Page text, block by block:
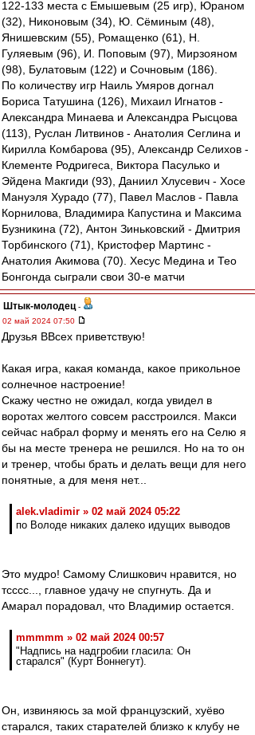
122-133 места с Емышевым (25 игр), Юраном
(32), Никоновым (34), Ю. Сёминым (48),
Янишевским (55), Ромащенко (61), Н.
Гуляевым (96), И. Поповым (97), Мирзояном
(98), Булатовым (122) и Сочновым (186).
По количеству игр Наиль Умяров догнал
Бориса Татушина (126), Михаил Игнатов -
Александра Минаева и Александра Рысцова
(113), Руслан Литвинов - Анатолия Сеглина и
Кирилла Комбарова (95), Александр Селихов -
Клементе Родригеса, Виктора Пасулько и
Эйдена Макгиди (93), Даниил Хлусевич - Хосе
Мануэля Хурадо (77), Павел Маслов - Павла
Корнилова, Владимира Капустина и Максима
Бузникина (72), Антон Зиньковский - Дмитрия
Торбинского (71), Кристофер Мартинс -
Анатолия Акимова (70). Хесус Медина и Тео
Бонгонда сыграли свои 30-е матчи
Штык-молодец -
02 май 2024 07:50
Друзья ВВсех приветствую!
Какая игра, какая команда, какое прикольное
солнечное настроение!
Скажу честно не ожидал, когда увидел в
воротах желтого совсем расстроился. Макси
сейчас набрал форму и менять его на Селю я
бы на месте тренера не решился. Но на то он
и тренер, чтобы брать и делать вещи для него
понятные, а для меня нет...
alek.vladimir » 02 май 2024 05:22
по Володе никаких далеко идущих выводов
Это мудро! Самому Слишкович нравится, но
тсссс..., главное удачу не спугнуть. Да и
Амарал порадовал, что Владимир остается.
mmmmm » 02 май 2024 00:57
"Надпись на надгробии гласила: Он
старался" (Курт Воннегут).
Он, извиняюсь за мой французский, хуёво
старался, таких старателей близко к клубу не